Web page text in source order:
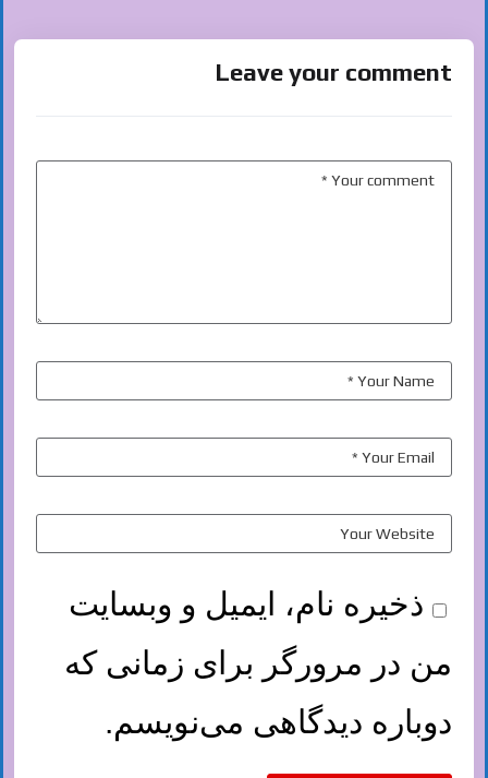
Leave your comment
ذخیره نام، ایمیل و وبسایت
من در مرورگر برای زمانی که
دوباره دیدگاهی می‌نویسم.